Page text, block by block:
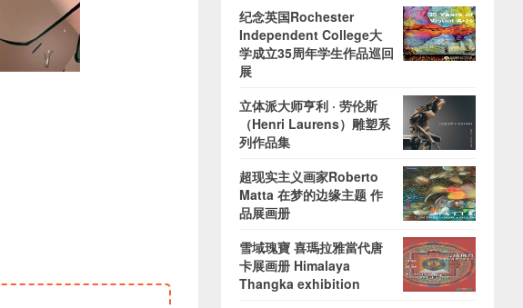
纪念英国Rochester
Independent College大
学成立35周年学生作品巡回
展
立体派大师亨利 · 劳伦斯
（Henri Laurens）雕塑系
列作品集
超现实主义画家Roberto
Matta 在梦的边缘主题 作
品展画册
雪域瑰寶 喜瑪拉雅當代唐
卡展画册 Himalaya
Thangka exhibition